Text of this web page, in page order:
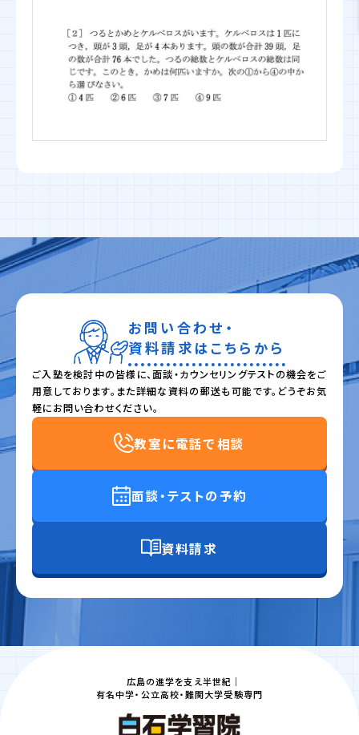
お問い合わせ・
資料請求はこちらから
ご入塾を検討中の皆様に、面談・カウンセリングテストの機会をご
用意しております。また詳細な資料の郵送も可能です。どうぞお気
軽にお問い合わせください。
教室に電話で相談
面談・テストの予約
資料請求
広島の進学を支え半世紀｜
有名中学・公立高校・難関大学受験専門